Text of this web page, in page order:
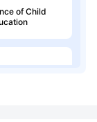
of Child